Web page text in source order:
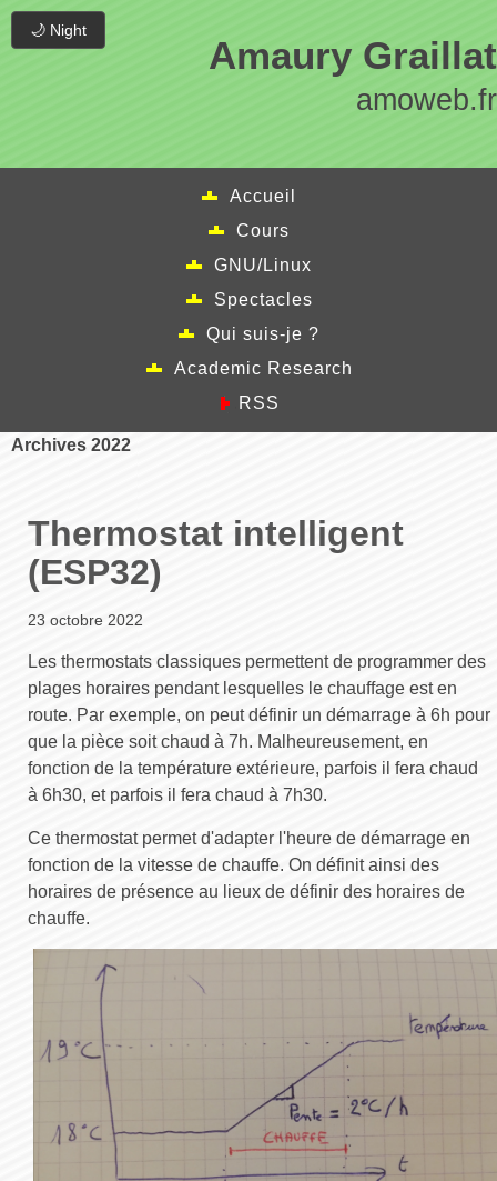
🌙 Night
Amaury Graillat
amoweb.fr
Accueil
Cours
GNU/Linux
Spectacles
Qui suis-je ?
Academic Research
RSS
Archives 2022
Thermostat intelligent
(ESP32)
23 octobre 2022
Les thermostats classiques permettent de programmer des
plages horaires pendant lesquelles le chauffage est en
route. Par exemple, on peut définir un démarrage à 6h pour
que la pièce soit chaud à 7h. Malheureusement, en
fonction de la température extérieure, parfois il fera chaud
à 6h30, et parfois il fera chaud à 7h30.
Ce thermostat permet d'adapter l'heure de démarrage en
fonction de la vitesse de chauffe. On définit ainsi des
horaires de présence au lieux de définir des horaires de
chauffe.